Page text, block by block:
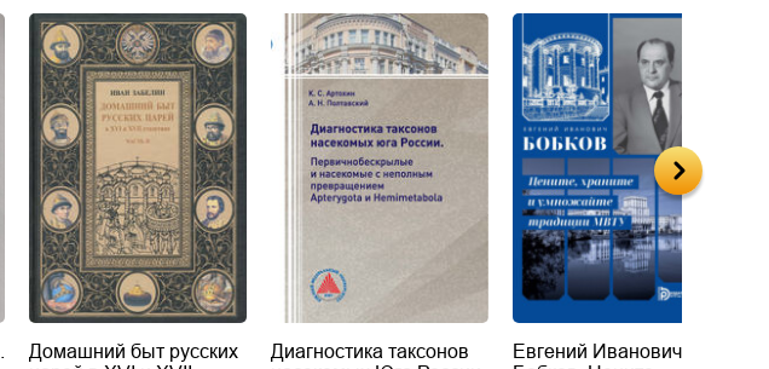
Домашний быт русских
Диагностика таксонов
Евгений Иванович